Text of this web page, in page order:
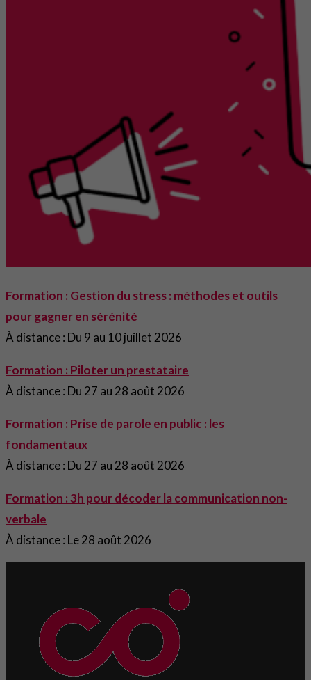
Formation : Gestion du stress : méthodes et outils
pour gagner en sérénité
À distance : Du 9 au 10 juillet 2026
Formation : Piloter un prestataire
À distance : Du 27 au 28 août 2026
Formation : Prise de parole en public : les
fondamentaux
À distance : Du 27 au 28 août 2026
Formation : 3h pour décoder la communication non-
verbale
À distance : Le 28 août 2026